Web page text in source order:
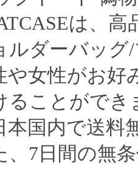
は、
ルダーバッ
や女性がお好
ることができ
本国内で送料
、7日間の無